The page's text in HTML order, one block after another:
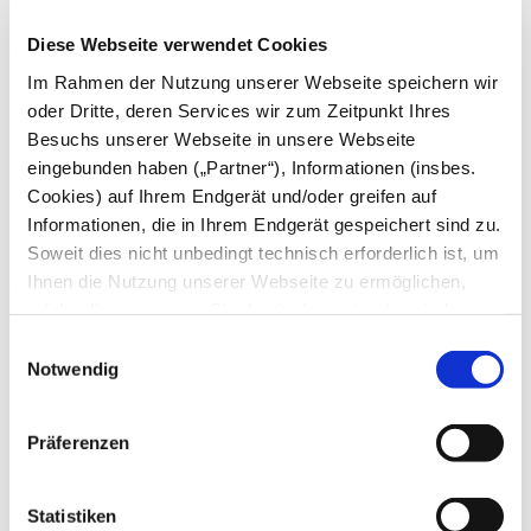
Diese Webseite verwendet Cookies
Im Rahmen der Nutzung unserer Webseite speichern wir
oder Dritte, deren Services wir zum Zeitpunkt Ihres
Besuchs unserer Webseite in unsere Webseite
eingebunden haben („Partner“), Informationen (insbes.
Cookies) auf Ihrem Endgerät und/oder greifen auf
Informationen, die in Ihrem Endgerät gespeichert sind zu.
Soweit dies nicht unbedingt technisch erforderlich ist, um
Ihnen die Nutzung unserer Webseite zu ermöglichen,
Erstellung von Statistiken über die Nutzung unserer
Webseite für uns, aber auch für die Partner zur eigenen
Nutzung. Details hierzu, insbesondere auch zu den
verarbeiteten Kategorien personenbezogener Daten und
Datenschutzerklärung
. Indem Sie den Button „Alle
Notwendig
Präferenzen
Statistiken
2026
August
Juli
Juni
April
März
Februar
2025
Oktober
Juli
März